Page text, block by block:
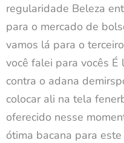
regularidade Beleza
para o mercado de
vamos lá para o
você falei para vocês
contra o adana
colocar ali na tela
oferecido nesse
ótima bacana para